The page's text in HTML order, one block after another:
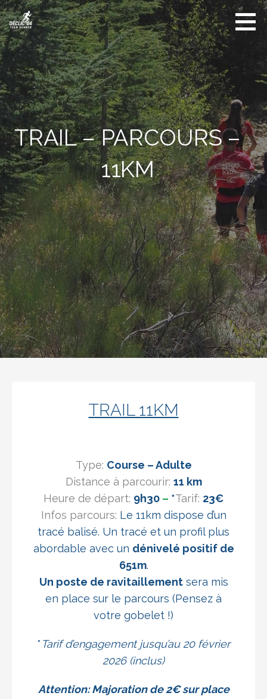
Déclic
04 -
TEAM
RUNNER
TRAIL – PARCOURS –
11KM
TRAIL 11KM
Type: Course – Adulte
Distance à parcourir: 11 km
Heure de départ: 9h30 – *Tarif: 23€
Infos parcours: Le 11km dispose d’un
tracé balisé. Un tracé et un profil plus
abordable avec un dénivelé positif de
651m.
Un poste de ravitaillementsera mis
en place sur le parcours (Pensez à
votre gobelet !)
*Tarif d’engagement jusqu’au 20 février
2026 (inclus)
Attention: Majoration de 2€ sur place